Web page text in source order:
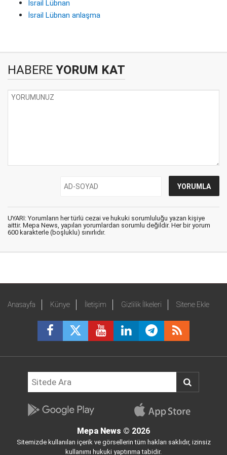
İsrail Lübnan
İsrail Lübnan anlaşma
HABERE YORUM KAT
UYARI: Yorumların her türlü cezai ve hukuki sorumluluğu yazan kişiye
aittir. Mepa News, yapılan yorumlardan sorumlu değildir. Her bir yorum
600 karakterle (boşluklu) sınırlıdır.
Anasayfa Künye İletişim Gizlilik İlkeleri Sitene Ekle
Mepa News © 2026
Sitemizde kullanılan içerik ve görsellerin tüm hakları saklıdır, izinsiz
kullanımı hukuki yaptırıma tabidir.